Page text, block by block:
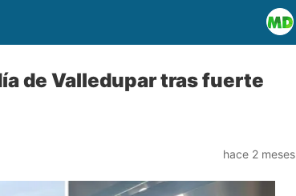
de Valledupar tras fuerte
hace 2 meses